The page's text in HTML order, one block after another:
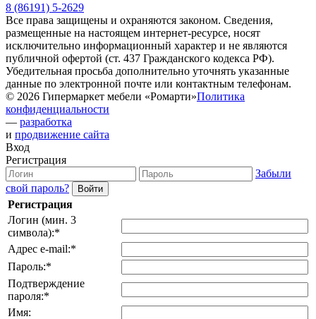
8 (86191) 5-2629
Все права защищены и охраняются законом. Сведения,
размещенные на настоящем интернет-ресурсе, носят
исключительно информационный характер и не являются
публичной офертой (ст. 437 Гражданского кодекса РФ).
Убедительная просьба дополнительно уточнять указанные
данные по электронной почте или контактным телефонам.
© 2026 Гипермаркет мебели «Ромарти»Политика
конфиденциальности
— разработка
и продвижение сайта
Вход
Регистрация
Забыли
свой пароль?
Регистрация
Логин (мин. 3
символа):*
Адрес e-mail:*
Пароль:*
Подтверждение
пароля:*
Имя: